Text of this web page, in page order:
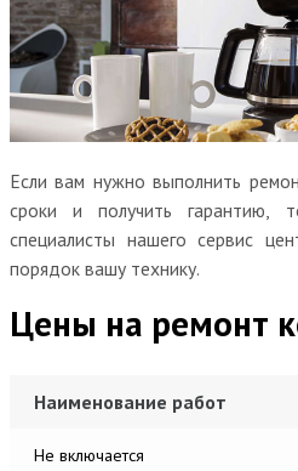
Если вам нужно выполнить
сроки и получить гарантию,
специалисты нашего сервис
порядок вашу технику.
Цены на ремонт
Наименование работ
Не включается